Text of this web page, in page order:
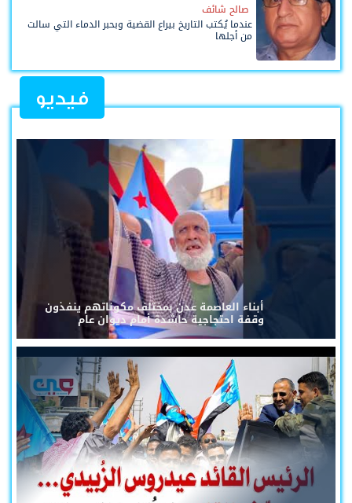
صالح شائف
عندما يُكتب التاريخ بيراع القضية وبحبر الدماء التي سالت
من أجلها
فيديو
أبناء العاصمة عدن بمختلف مكوناتهم ينفذون
وقفة احتجاجية حاشدة أمام ديوان عام